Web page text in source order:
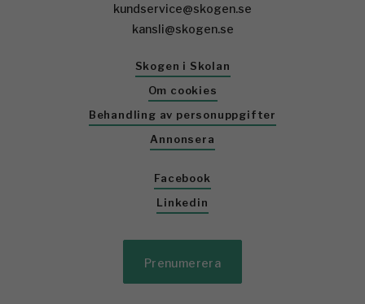
kundservice@skogen.se
kansli@skogen.se
Skogen i Skolan
Om cookies
Behandling av personuppgifter
Annonsera
Facebook
Linkedin
Prenumerera